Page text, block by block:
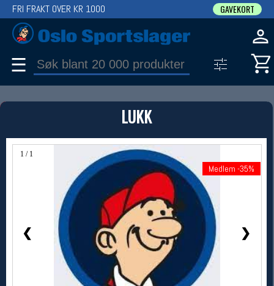
LUKK
1 / 1
❮ ❯
Medlem -35%
FRI FRAKT OVER KR 1000 GAVEKORT
☰
PRODUKT
Produkter (1)
Bruk filter til å spisse søket